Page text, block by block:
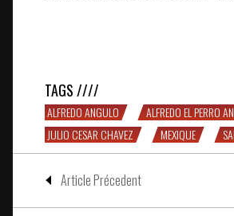
TAGS ////
ALFREDO ANGULO ALFREDO EL PERRO
JULIO CESAR CHAVEZ
MEXIQUE
Article Précedent